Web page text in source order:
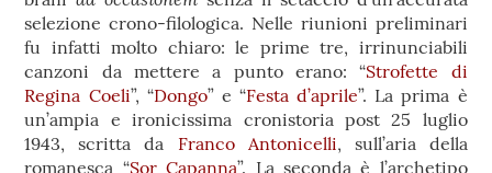
selezione crono-filologica. Nelle riunioni preliminari
fu infatti molto chiaro: le prime tre, irrinunciabili
canzoni da mettere a punto erano: “Strofette di
Regina Coeli”, “Dongo” e “Festa d’aprile”. La prima è
un’ampia e ironicissima cronistoria post 25 luglio
1943, scritta da Franco Antonicelli, sull’aria della
romanesca “Sor Capanna”. La seconda è l’archetipo